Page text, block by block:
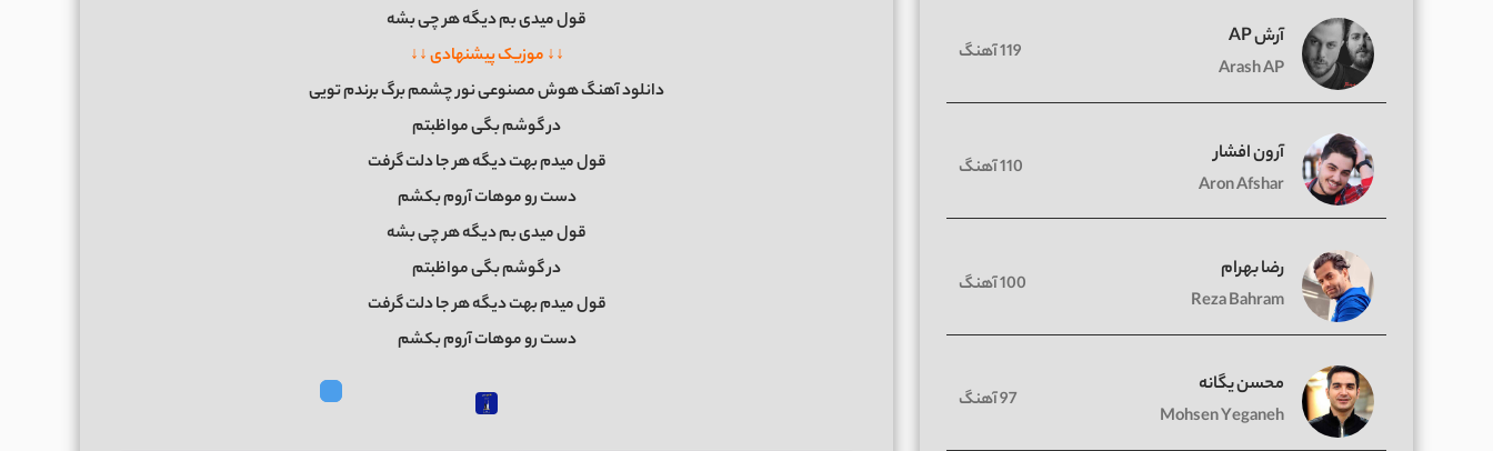
قول میدی بم دیگه هر چی بشه
↓↓ موزیک پیشنهادی ↓↓
دانلود آهنگ هوش مصنوعی نور چشمم برگ برندم تویی
در گوشم بگی مواظبتم
قول میدم بهت دیگه هر جا دلت گرفت
دست رو موهات آروم بکشم
قول میدی بم دیگه هر چی بشه
در گوشم بگی مواظبتم
قول میدم بهت دیگه هر جا دلت گرفت
دست رو موهات آروم بکشم
آرش AP
Arash AP
119 آهنگ
آرون افشار
Aron Afshar
110 آهنگ
رضا بهرام
Reza Bahram
100 آهنگ
محسن یگانه
Mohsen Yeganeh
97 آهنگ